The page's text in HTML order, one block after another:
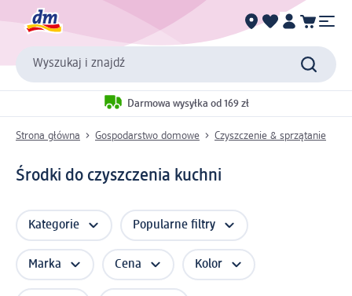
Wyszukaj i znajdź
Darmowa wysyłka od 169 zł
Strona główna Gospodarstwo domowe Czyszczenie & sprzątanie
Środki do czyszczenia kuchni
Kategorie Popularne filtry
Marka Cena Kolor